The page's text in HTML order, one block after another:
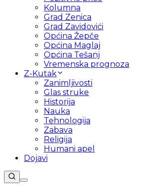
Kolumna
Grad Zenica
Grad Zavidovići
Općina Žepče
Općina Maglaj
Općina Tešanj
Vremenska prognoza
Z-Kutak
Zanimljivosti
Glas struke
Historija
Nauka
Tehnologija
Zabava
Religija
Humani apel
Dojavi